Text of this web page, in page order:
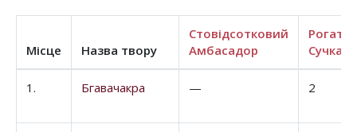
Місце Назва твору
Стовідсотковий
Амбасадор
Рогата
Сучка
1. Бгавачакра — 2